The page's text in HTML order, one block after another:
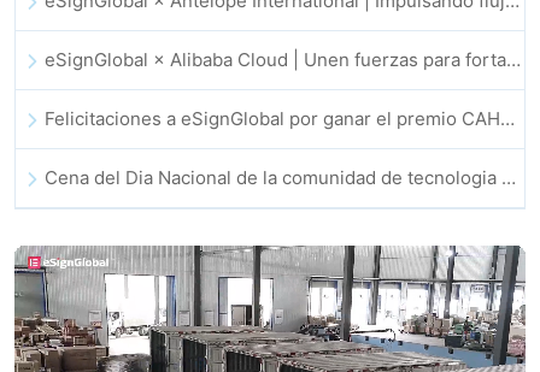
eSignGlobal × Alibaba Cloud | Unen fuerzas para fortalecer la confianza digital global en fintech
Felicitaciones a eSignGlobal por ganar el premio CAHK STAR 2025
Cena del Dia Nacional de la comunidad de tecnologia e innovacion de Hong Kong